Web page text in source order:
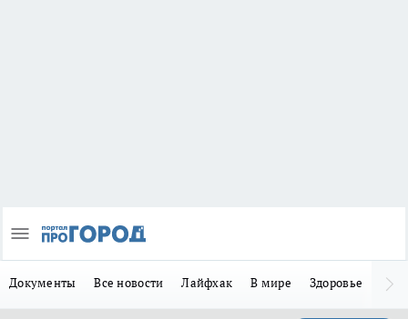
Документы Все новости Лайфхак В мире Здоровье